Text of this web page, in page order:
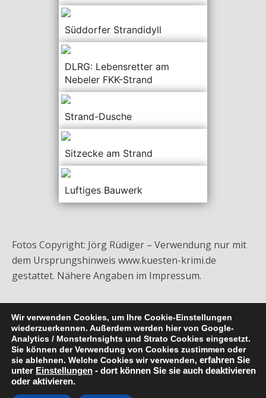
Süddorfer Strandidyll
DLRG: Lebensretter am
Nebeler FKK-Strand
Strand-Dusche
Sitzecke am Strand
Luftiges Bauwerk
Fotos Copyright: Jörg Rüdiger – Verwendung nur mit
dem Ursprungshinweis www.kuesten-krimi.de
gestattet. Nähere Angaben im Impressum.
Zum Seitenanfang
Wir verwenden Cookies, um Ihre Cookie-Einstellungen
wiederzuerkennen. Außerdem werden hier von Google-
Analytics / MonsterInsights und Strato Cookies eingesetzt.
Sie können der Verwendung von Cookies zustimmen oder
sie ablehnen. Welche Cookies wir verwenden, erfahren Sie
unter Einstellungen - dort können Sie sie auch deaktivieren
oder aktivieren.